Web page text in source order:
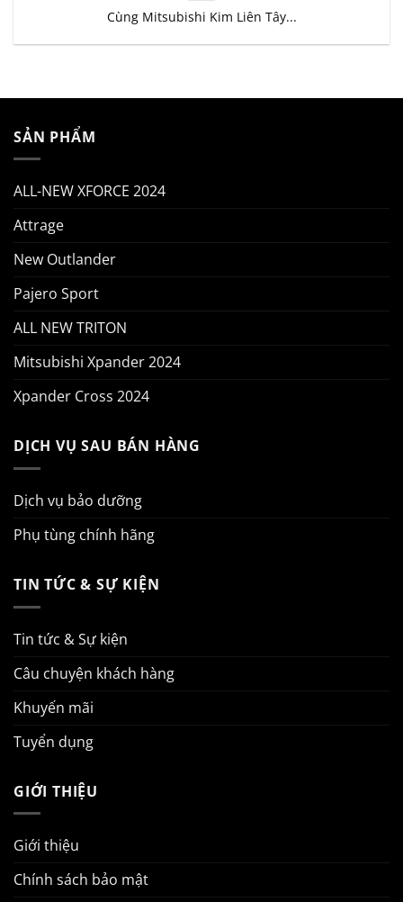
Cùng Mitsubishi Kim Liên Tây...
SẢN PHẨM
ALL-NEW XFORCE 2024
Attrage
New Outlander
Pajero Sport
ALL NEW TRITON
Mitsubishi Xpander 2024
Xpander Cross 2024
DỊCH VỤ SAU BÁN HÀNG
Dịch vụ bảo dưỡng
Phụ tùng chính hãng
TIN TỨC & SỰ KIỆN
Tin tức & Sự kiện
Câu chuyện khách hàng
Khuyến mãi
Tuyển dụng
GIỚI THIỆU
Giới thiệu
Chính sách bảo mật